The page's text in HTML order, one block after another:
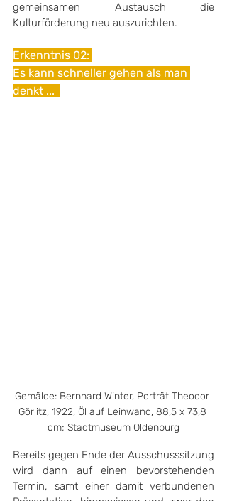
gemeinsamen Austausch die
Kulturförderung neu auszurichten.
Erkenntnis 02:
Es kann schneller gehen als man
denkt ...
Gemälde: Bernhard Winter, Porträt Theodor
Görlitz, 1922, Öl auf Leinwand, 88,5 x 73,8
cm; Stadtmuseum Oldenburg
Bereits gegen Ende der Ausschusssitzung
wird dann auf einen bevorstehenden
Termin, samt einer damit verbundenen